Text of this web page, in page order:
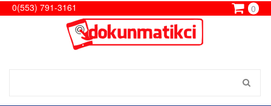
0(553) 791-3161 0